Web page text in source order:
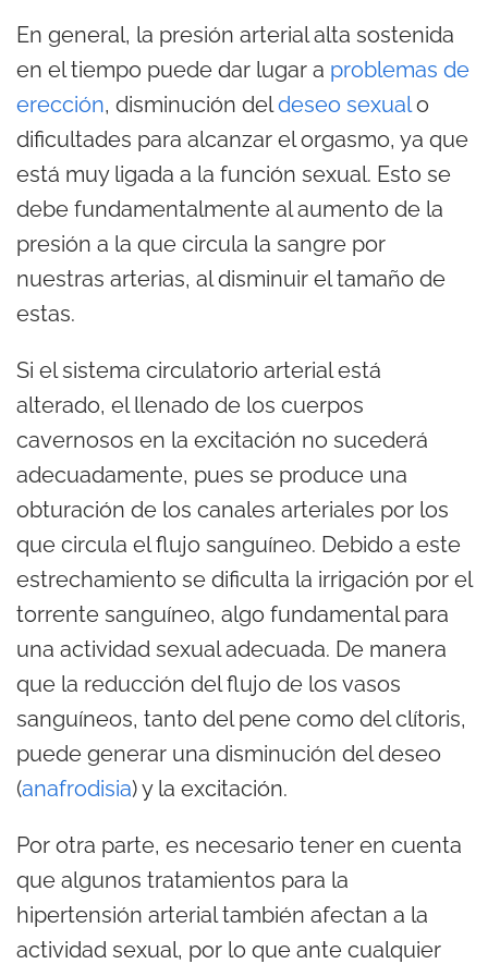
En general, la presión arterial alta sostenida
en el tiempo puede dar lugar a problemas de
erección, disminución deldeseo sexualo
dificultades para alcanzar el orgasmo, ya que
está muy ligada a la función sexual. Esto se
debe fundamentalmente al aumento de la
presión a la que circula la sangre por
nuestras arterias, al disminuir el tamaño de
estas.
Si el sistema circulatorio arterial está
alterado, el llenado de los cuerpos
cavernosos en la excitación no sucederá
adecuadamente, pues se produce una
obturación de los canales arteriales por los
que circula el flujo sanguíneo. Debido a este
estrechamiento se dificulta la irrigación por el
torrente sanguíneo, algo fundamental para
una actividad sexual adecuada. De manera
que la reducción del flujo de los vasos
sanguíneos, tanto del pene como del clítoris,
puede generar una disminución del deseo
(anafrodisia) y la excitación.
Por otra parte, es necesario tener en cuenta
que algunos tratamientos para la
hipertensión arterial también afectan a la
actividad sexual, por lo que ante cualquier